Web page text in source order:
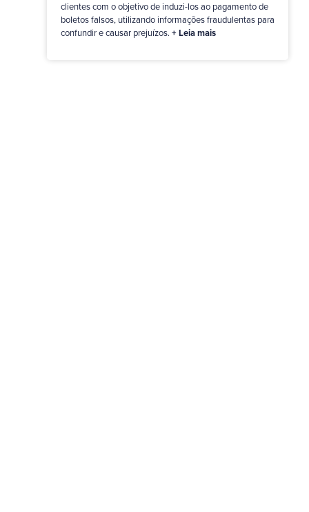
clientes com o objetivo de induzi-los ao pagamento de
boletos falsos, utilizando informações fraudulentas para
confundir e causar prejuízos. + Leia mais